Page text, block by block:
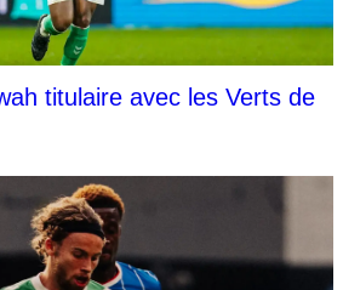
titulaire avec les Verts de